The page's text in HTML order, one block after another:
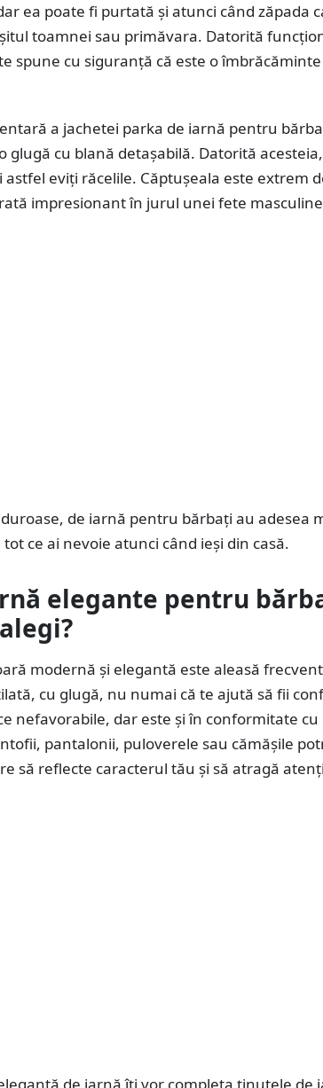
ea poate fi purtată și atunci când zăpada
toamnei sau primăvara. Datorită
spune cu siguranță că este o
a jachetei parka de iarnă pentru
glugă cu blană detașabilă. Datorită
astfel eviți răcelile. Căptușeala este extrem
impresionant în jurul unei fete
de iarnă pentru bărbați au adesea
ce ai nevoie atunci când ieși din casă.
elegante pentru
modernă și elegantă este aleasă
cu glugă, nu numai că te ajută să fii
nefavorabile, dar este și în conformitate cu
pantalonii, puloverele sau cămășile
să reflecte caracterul tău și să atragă